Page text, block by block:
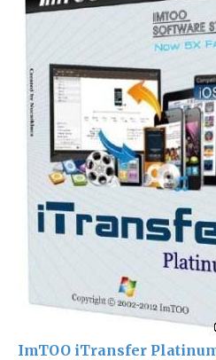
ImTOO iTransfer Platinum